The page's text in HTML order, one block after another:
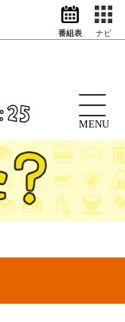
アニメ
ニュース
イベント
番組表 ナビ
MENU